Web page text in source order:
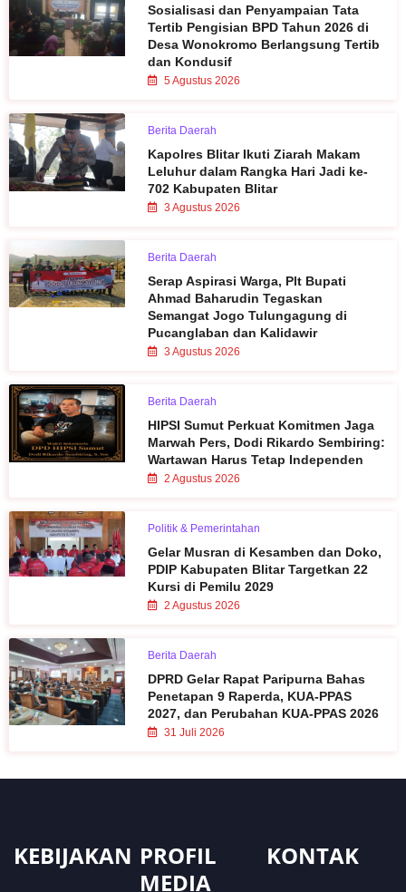
Sosialisasi dan Penyampaian Tata
Tertib Pengisian BPD Tahun 2026 di
Desa Wonokromo Berlangsung Tertib
dan Kondusif
5 Agustus 2026
Berita Daerah
Kapolres Blitar Ikuti Ziarah Makam
Leluhur dalam Rangka Hari Jadi ke-
702 Kabupaten Blitar
3 Agustus 2026
Berita Daerah
Serap Aspirasi Warga, Plt Bupati
Ahmad Baharudin Tegaskan
Semangat Jogo Tulungagung di
Pucanglaban dan Kalidawir
3 Agustus 2026
Berita Daerah
HIPSI Sumut Perkuat Komitmen Jaga
Marwah Pers, Dodi Rikardo Sembiring:
Wartawan Harus Tetap Independen
2 Agustus 2026
Politik & Pemerintahan
Gelar Musran di Kesamben dan Doko,
PDIP Kabupaten Blitar Targetkan 22
Kursi di Pemilu 2029
2 Agustus 2026
Berita Daerah
DPRD Gelar Rapat Paripurna Bahas
Penetapan 9 Raperda, KUA-PPAS
2027, dan Perubahan KUA-PPAS 2026
31 Juli 2026
KEBIJAKAN PROFIL
MEDIA
KONTAK